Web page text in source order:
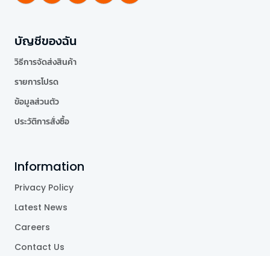
บัญชีของฉัน
วิธีการจัดส่งสินค้า
รายการโปรด
ข้อมูลส่วนตัว
ประวัติการสั่งซื้อ
Information
Privacy Policy
Latest News
Careers
Contact Us